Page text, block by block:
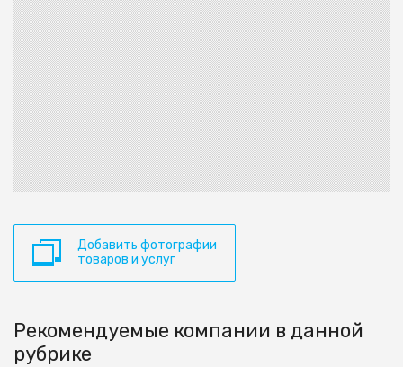
Добавить фотографии
товаров и услуг
Рекомендуемые компании в данной
рубрике